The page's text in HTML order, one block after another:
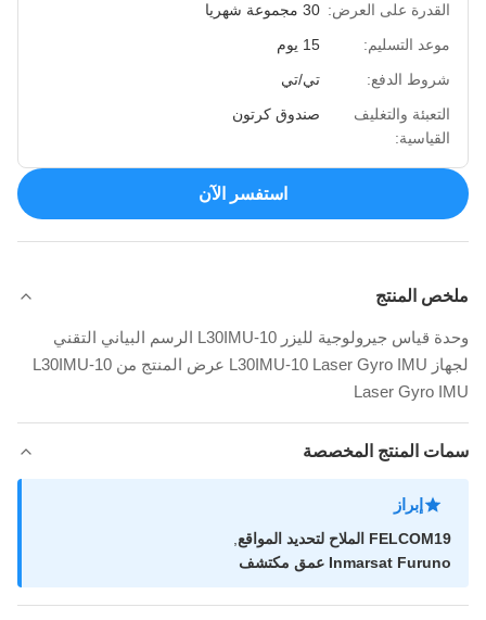
القدرة على العرض: 30 مجموعة شهريا
موعد التسليم:
15 يوم
شروط الدفع:
تي/تي
التعبئة والتغليف
القياسية:
صندوق كرتون
استفسر الآن
ملخص المنتج
وحدة قياس جيرولوجية لليزر L30IMU-10 الرسم البياني التقني
لجهاز L30IMU-10 Laser Gyro IMU عرض المنتج من L30IMU-10
Laser Gyro IMU
سمات المنتج المخصصة
إبراز
FELCOM19 الملاح لتحديد المواقع
,
Inmarsat Furuno عمق مكتشف